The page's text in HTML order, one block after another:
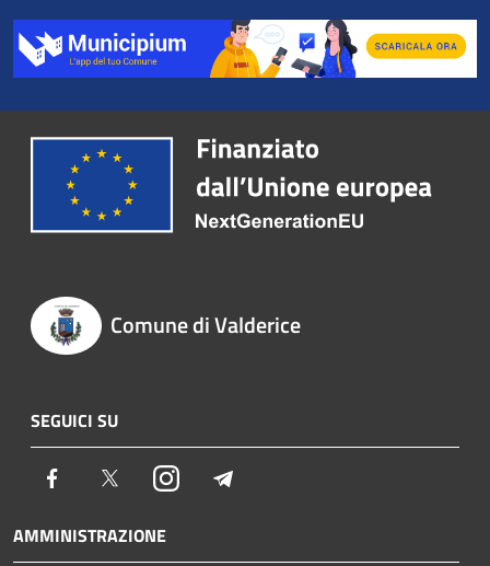
Comune di Valderice
SEGUICI SU
Facebook TwitterInstagram
AMMINISTRAZIONE